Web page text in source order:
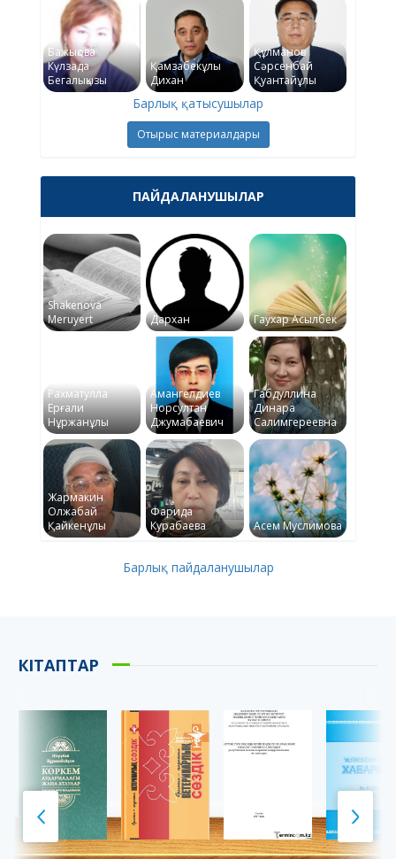
Бажықова
Күлзада
Бегалықызы
Қамзабекұлы
Дихан
Құлманов
Сәрсенбай
Қуантайұлы
Барлық қатысушылар
Отырыс материалдары
ПАЙДАЛАНУШЫЛАР
Shakenova
Meruyert
Дархан Гаухар Асылбек
Рахматулла
Ерғали
Нұржанұлы
Амангелдиев
Норсултан
Джумабаевич
Габдуллина
Динара
Салимгереевна
Жармакин
Олжабай
Қайкенұлы
Фарида
Курабаева
Асем Муслимова
Барлық пайдаланушылар
КІТАПТАР